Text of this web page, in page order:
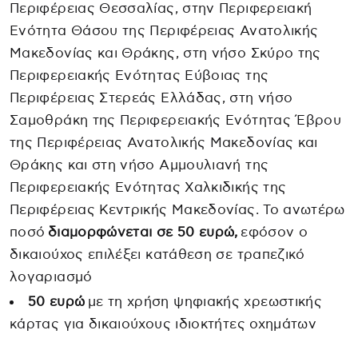
Περιφέρειας Θεσσαλίας, στην Περιφερειακή
Ενότητα Θάσου της Περιφέρειας Ανατολικής
Μακεδονίας και Θράκης, στη νήσο Σκύρο της
Περιφερειακής Ενότητας Εύβοιας της
Περιφέρειας Στερεάς Ελλάδας, στη νήσο
Σαμοθράκη της Περιφερειακής Ενότητας Έβρου
της Περιφέρειας Ανατολικής Μακεδονίας και
Θράκης και στη νήσο Αμμουλιανή της
Περιφερειακής Ενότητας Χαλκιδικής της
Περιφέρειας Κεντρικής Μακεδονίας. Το ανωτέρω
ποσό διαμορφώνεται σε 50 ευρώ, εφόσον ο
δικαιούχος επιλέξει κατάθεση σε τραπεζικό
λογαριασμό
50 ευρώ με τη χρήση ψηφιακής χρεωστικής
κάρτας για δικαιούχους ιδιοκτήτες οχημάτων